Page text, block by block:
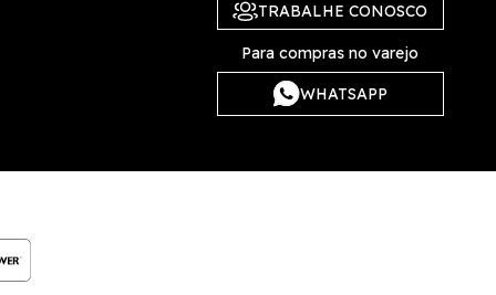
TRABALHE CONOSCO
Para compras no varejo
WHATSAPP